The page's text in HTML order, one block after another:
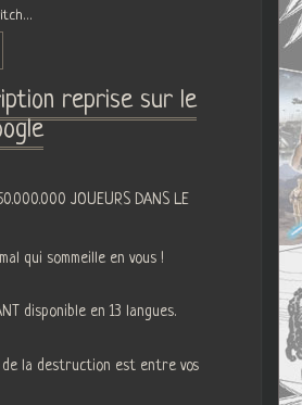
reprise sur le
JOUEURS DANS LE
qui sommeille en vous !
disponible en 13 langues.
de la destruction est entre vos